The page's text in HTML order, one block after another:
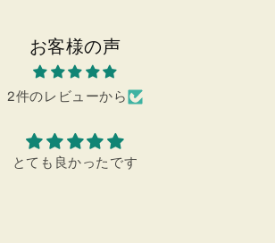
お客様の声
2件のレビューから
プレゼントにも最適です。